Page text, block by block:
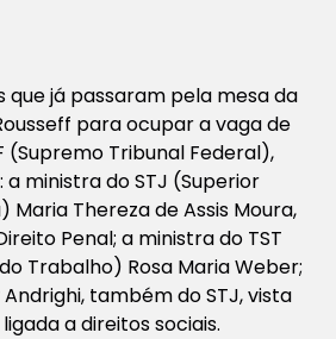
que já passaram pela mesa da
para ocupar a vaga de
(Supremo Tribunal Federal),
ministra do STJ (Superior
Maria Thereza de Assis Moura,
Penal; a ministra do TST
Trabalho) Rosa Maria Weber;
também do STJ, vista
a direitos sociais.